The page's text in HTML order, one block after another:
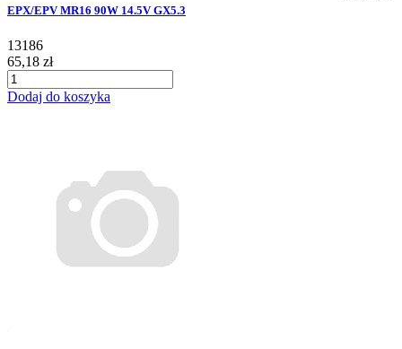
EPX/EPV MR16 90W 14.5V GX5.3
13186
65,18 zł
Dodaj do koszyka